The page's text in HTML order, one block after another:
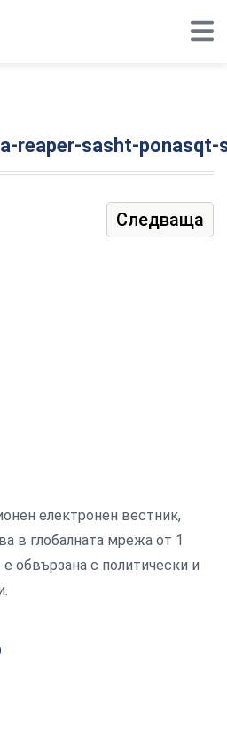
reaper-sasht-
Следваща
електронен вестник,
в глобалната мрежа от 1
обвързана с политически и